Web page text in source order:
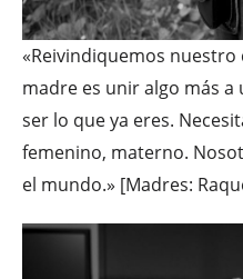
«Reivindiquemos nuestro
madre es unir algo más
ser lo que ya eres.
femenino, materno.
el mundo.» [Madres: